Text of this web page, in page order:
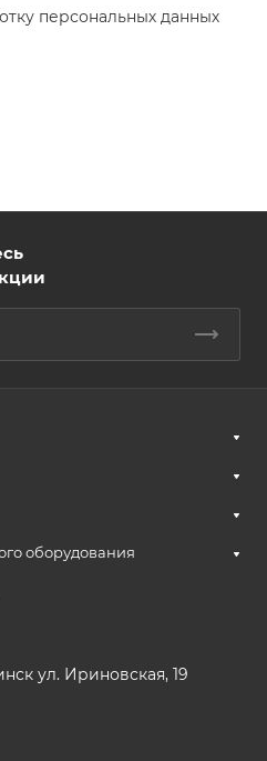
персональных данных
оборудования
ул. Ириновская, 19